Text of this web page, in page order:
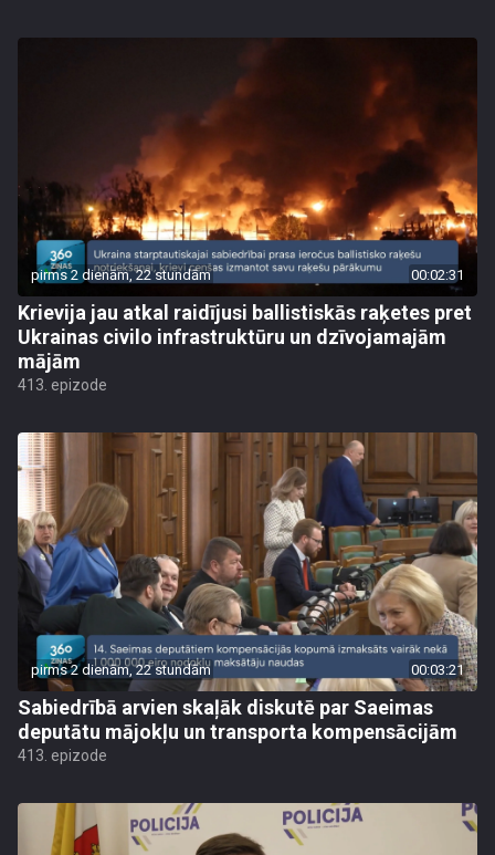
pirms 2 dienām, 22 stundām 00:02:31
Krievija jau atkal raidījusi ballistiskās raķetes pret
Ukrainas civilo infrastruktūru un dzīvojamajām
mājām
413. epizode
pirms 2 dienām, 22 stundām 00:03:21
Sabiedrībā arvien skaļāk diskutē par Saeimas
deputātu mājokļu un transporta kompensācijām
413. epizode